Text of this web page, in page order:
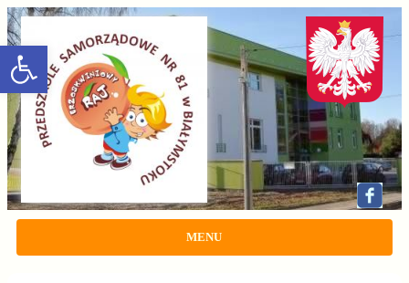
rozwiń/zwiń panel
MENU